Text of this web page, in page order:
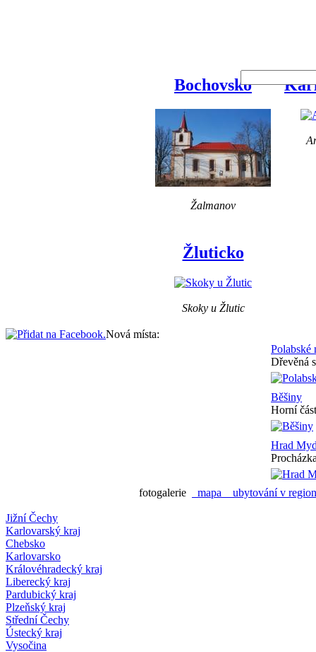
Bochovsko
Žalmanov
Žluticko
Skoky u Žlutic
Nová místa:
Polabské
Dřevěná
Běšiny
Horní
Hrad
fotogalerie mapa ubytování v
Jižní Čechy
Karlovarský kraj
Chebsko
Karlovarsko
Královéhradecký kraj
Liberecký kraj
Pardubický kraj
Plzeňský kraj
Střední Čechy
Ústecký kraj
Vysočina